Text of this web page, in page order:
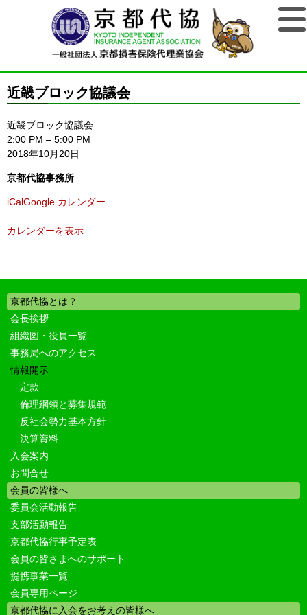
近畿ブロック協議会
近畿ブロック協議会
2:00 PM – 5:00 PM
2018年10月20日
京都代協事務所
iCalGoogle カレンダー
カレンダーを表示
京都代協とは？
会長挨拶
組織図・役員一覧
事務局へのアクセス
情報開示
定款
倫理綱領と募集規範
反社会勢力基本方針
決算資料
入会案内
お問合せ
会員の皆様へ
委員会活動報告
支部活動報告
京都代協行事予定表
会員の皆さまへのサポート
提携事業一覧
会員専用ページ
京都代協に入会をお考えの皆様へ